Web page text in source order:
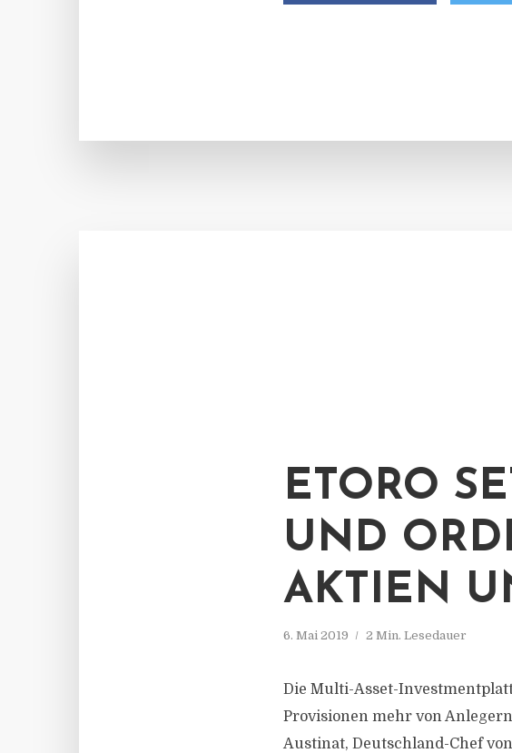
ETORO
UND
AKTIEN
6. Mai 2019 2 Min. Lesedauer
Die Multi-Asset-
Provisionen mehr von
Austinat, Deutschland-Chef